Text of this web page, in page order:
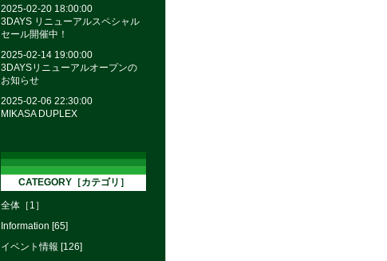
2025-02-20 18:00:00
3DAYS リニューアルスペシャル
セール開催中！
2025-02-14 19:00:00
3DAYSリニューアルオープンの
お知らせ
2025-02-06 22:30:00
MIKASA DUPLEX
CATEGORY［カテゴリ］
全体［1］
Information [65]
イベント情報 [126]